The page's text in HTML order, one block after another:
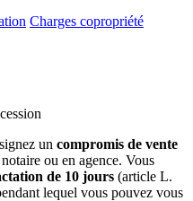
Charges copropriété
un compromis de vente
ou en agence. Vous
de 10 jours (article L.
lequel vous pouvez vous